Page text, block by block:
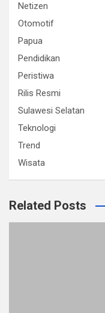
Netizen
Otomotif
Papua
Pendidikan
Peristiwa
Rilis Resmi
Sulawesi Selatan
Teknologi
Trend
Wisata
Related Posts